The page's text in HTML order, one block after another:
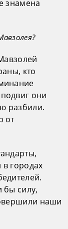
знамена
кто
они
разбили.
от
в городах
бы силу,
наши